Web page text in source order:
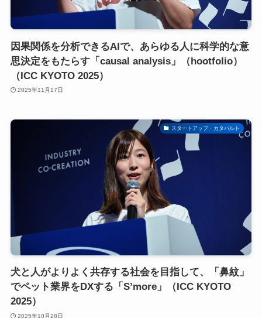
因果関係を分析できるAIで、あらゆる人に科学的な意
思決定をもたらす「causal analysis」（hootfolio）
（ICC KYOTO 2025）
2025年11月17日
スタートアップ・カタパルト
犬と人がよりよく共存する社会を目指して、「鼻紋」
でペット業界をDXする「S’more」（ICC KYOTO
2025）
2025年10月28日